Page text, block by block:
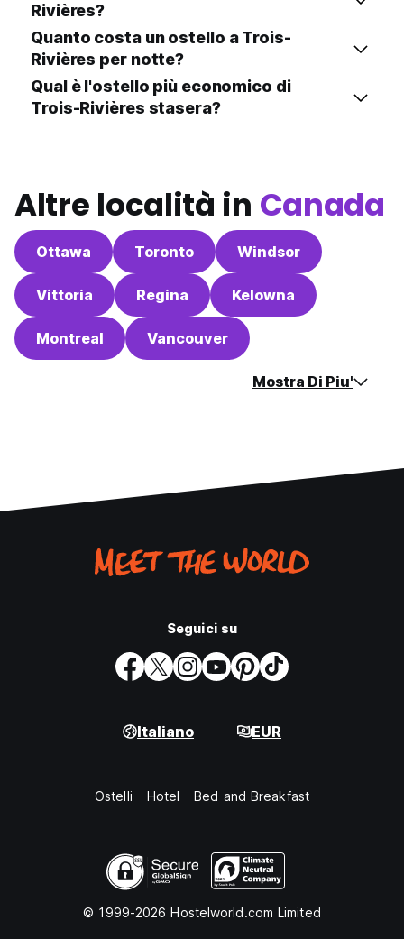
Rivières?
Quanto costa un ostello a Trois-
Rivières per notte?
Qual è l'ostello più economico di
Trois-Rivières stasera?
Altre località in Canada
Ottawa Toronto Windsor
Vittoria Regina Kelowna
Montreal Vancouver
Mostra Di Piu'
Seguici su
Italiano EUR
Ostelli Hotel Bed and Breakfast
© 1999-2026 Hostelworld.com Limited